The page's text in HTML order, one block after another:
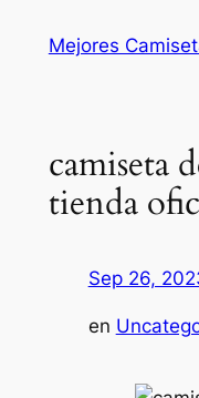
Mejores
camiseta
tienda
Sep 26,
en